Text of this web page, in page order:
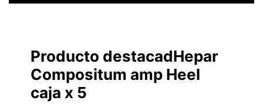
Producto destacadHepar
Compositum amp Heel
caja x 5